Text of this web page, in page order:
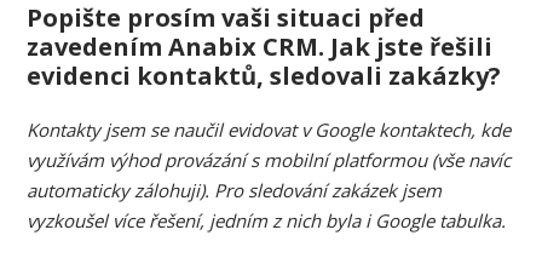
Popište prosím vaši situaci před
zavedením Anabix CRM. Jak jste řešili
evidenci kontaktů, sledovali zakázky?
Kontakty jsem se naučil evidovat v Google kontaktech, kde
využívám výhod provázání s mobilní platformou (vše navíc
automaticky zálohuji). Pro sledování zakázek jsem
vyzkoušel více řešení, jedním z nich byla i Google tabulka.